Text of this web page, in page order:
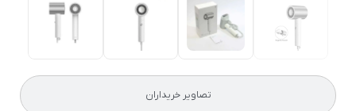
تصاویر خریداران